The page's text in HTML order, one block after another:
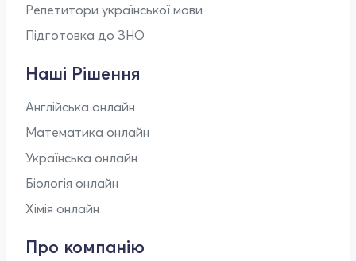
Репетитори української мови
Підготовка до ЗНО
Наші Рішення
Англійська онлайн
Математика онлайн
Українська онлайн
Біологія онлайн
Хімія онлайн
Про компанію